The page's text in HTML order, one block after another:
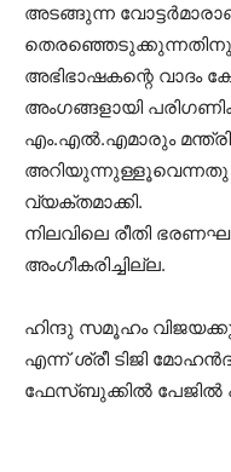
അടങ്ങുന്ന
അഭിഭാഷകന്റെ വാദം
അംഗങ്ങളായി
എം.എല്‍.എമാരും
അറിയുന്നുള്ളൂവെന്നതു
വ്യക്‌തമാക്കി.
നിലവിലെ രീതി
അംഗീകരിച്ചില്ല.
ഹിന്ദു സമൂഹം
എന്ന് ശ്രീ ടിജി
ഫേസ്‌ബുക്കിൽ പേജിൽ